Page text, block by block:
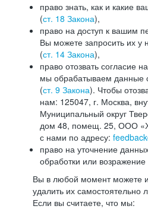
право знать, как и какие
(ст. 18 Закона),
право на доступ к вашим
Вы можете запросить их у
(ст. 14 Закона),
право отозвать согласие
мы обрабатываем данные
(ст. 9 Закона). Чтобы
нам: 125047, г. Москва,
Муниципальный округ
дом 48, помещ. 25, ООО
с нами по адресу:
право на уточнение
обработки или
Вы в любой момент можете
удалить их самостоятельно
Если вы считаете, что мы: